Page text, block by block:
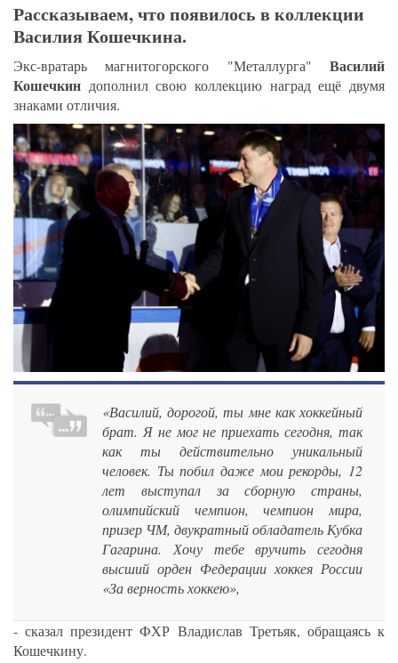
Рассказываем, что появилось в коллекции
Василия Кошечкина.
Экс-вратарь магнитогорского "Металлурга" Василий
Кошечкин дополнил свою коллекцию наград ещё двумя
знаками отличия.
«Василий, дорогой, ты мне как хоккейный
брат. Я не мог не приехать сегодня, так
как ты действительно уникальный
человек. Ты побил даже мои рекорды, 12
лет выступал за сборную страны,
олимпийский чемпион, чемпион мира,
призер ЧМ, двукратный обладатель Кубка
Гагарина. Хочу тебе вручить сегодня
высший орден Федерации хоккея России
«За верность хоккею»,
- сказал президент ФХР Владислав Третьяк, обращаясь к
Кошечкину.